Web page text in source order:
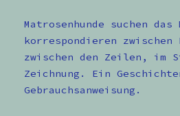
Matrosenhunde suchen das
korrespondieren
zwischen den Zeilen, im
Zeichnung. Ein
Gebrauchsanweisung.